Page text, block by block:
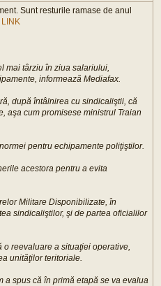
Sunt resturile ramase de anul
LINK
mai târziu în ziua salariului,
informează Mediafax.
după întâlnirea cu sindicaliştii, că
aşa cum promisese ministrul Traian
pentru echipamente poliţiştilor.
acestora pentru a evita
Militare Disponibilizate, în
sindicaliştilor, şi de partea oficialilor
reevaluare a situaţiei operative,
unităţilor teritoriale.
a spus că în primă etapă se va evalua